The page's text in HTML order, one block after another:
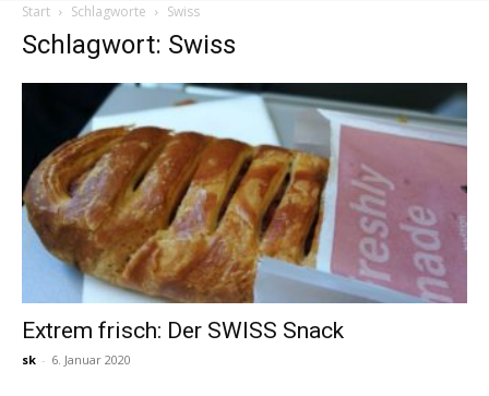
Touristiknews
und
Start Schlagworte Swiss
Schlagwort: Swiss
Extrem frisch: Der SWISS Snack
sk - 6. Januar 2020